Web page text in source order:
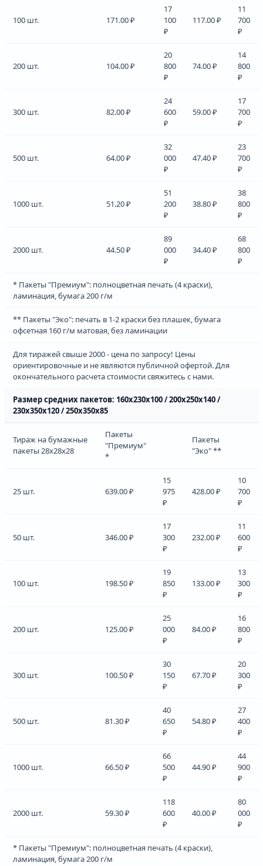
100 шт. 171.00 ₽
17
100
₽
117.00 ₽
11
700
₽
200 шт. 104.00 ₽
20
800
₽
74.00 ₽
14
800
₽
300 шт. 82.00 ₽
24
600
₽
59.00 ₽
17
700
₽
500 шт. 64.00 ₽
32
000
₽
47.40 ₽
23
700
₽
1000 шт. 51.20 ₽
51
200
₽
38.80 ₽
38
800
₽
2000 шт. 44.50 ₽
89
000
₽
34.40 ₽
68
800
₽
* Пакеты "Премиум": полноцветная печать (4 краски),
ламинация, бумага 200 г/м
** Пакеты "Эко": печать в 1-2 краски без плашек, бумага
офсетная 160 г/м матовая, без ламинации
Для тиражей свыше 2000 - цена по запросу! Цены
ориентировочные и не являются публичной офертой. Для
окончательного расчета стоимости свяжитесь с нами.
Размер средних пакетов: 160х230х100 / 200х250х140 /
230х350х120 / 250х350х85
Тираж на бумажные
пакеты 28х28х28
Пакеты
"Премиум"
*
Пакеты
"Эко" **
25 шт. 639.00 ₽
15
975
₽
428.00 ₽
10
700
₽
50 шт. 346.00 ₽
17
300
₽
232.00 ₽
11
600
₽
100 шт. 198.50 ₽
19
850
₽
133.00 ₽
13
300
₽
200 шт. 125.00 ₽
25
000
₽
84.00 ₽
16
800
₽
300 шт. 100.50 ₽
30
150
₽
67.70 ₽
20
300
₽
500 шт. 81.30 ₽
40
650
₽
54.80 ₽
27
400
₽
1000 шт. 66.50 ₽
66
500
₽
44.90 ₽
44
900
₽
2000 шт. 59.30 ₽
118
600
₽
40.00 ₽
80
000
₽
* Пакеты "Премиум": полноцветная печать (4 краски),
ламинация, бумага 200 г/м